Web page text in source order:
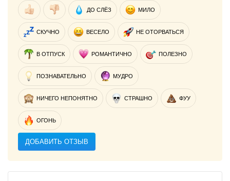
ДО СЛЁЗ МИЛО
СКУЧНО ВЕСЕЛО НЕ ОТОРВАТЬСЯ
В ОТПУСК РОМАНТИЧНО ПОЛЕЗНО
ПОЗНАВАТЕЛЬНО МУДРО
НИЧЕГО НЕПОНЯТНО СТРАШНО ФУУ
ОГОНЬ
ДОБАВИТЬ ОТЗЫВ